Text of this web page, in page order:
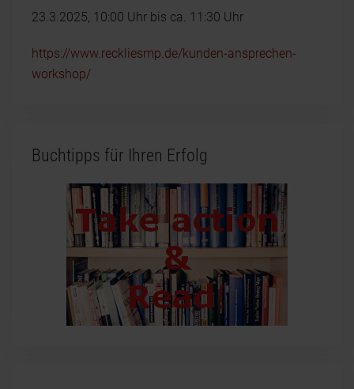
23.3.2025, 10:00 Uhr bis ca. 11:30 Uhr
https://www.reckliesmp.de/kunden-ansprechen-
workshop/
Buchtipps für Ihren Erfolg